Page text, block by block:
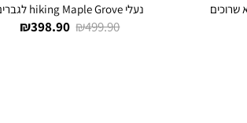
נעלי hiking Maple Grove לגברים
מחיר
398.90 ₪
מחיר
499.90 ₪